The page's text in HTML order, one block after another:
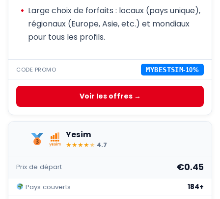
Large choix de forfaits : locaux (pays unique),
régionaux (Europe, Asie, etc.) et mondiaux
pour tous les profils.
CODE PROMO MYBESTSIM-10%
Voir les offres →
Yesim
★★★★★ 4.7
Prix de départ €0.45
Pays couverts 184+